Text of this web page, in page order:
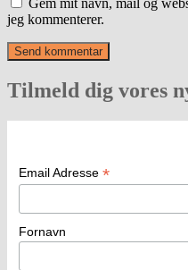
Gem mit navn, mail og
jeg kommenterer.
Tilmeld dig vores
Email Adresse *
Fornavn